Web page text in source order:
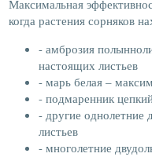
Максимальная
когда растения сорняков
- амброзия
настоящих листьев
- марь белая –
- подмаренник
- другие однолетние
листьев
- многолетние